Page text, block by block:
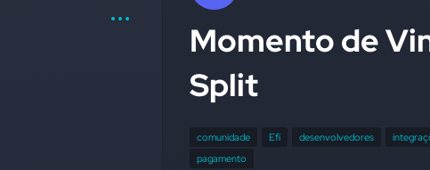
Momento de
Split
comunidade Efí desenvolvedores
pagamento